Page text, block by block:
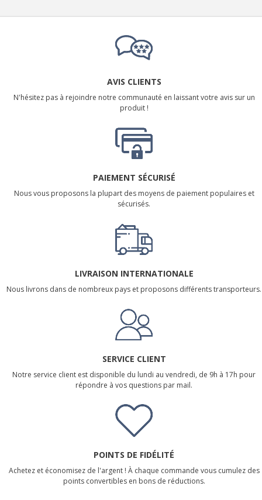
AVIS CLIENTS
N'hésitez pas à rejoindre notre communauté en laissant votre avis sur un
produit !
PAIEMENT SÉCURISÉ
Nous vous proposons la plupart des moyens de paiement populaires et
sécurisés.
LIVRAISON INTERNATIONALE
Nous livrons dans de nombreux pays et proposons différents transporteurs.
SERVICE CLIENT
Notre service client est disponible du lundi au vendredi, de 9h à 17h pour
répondre à vos questions par mail.
POINTS DE FIDÉLITÉ
Achetez et économisez de l'argent ! À chaque commande vous cumulez des
points convertibles en bons de réductions.